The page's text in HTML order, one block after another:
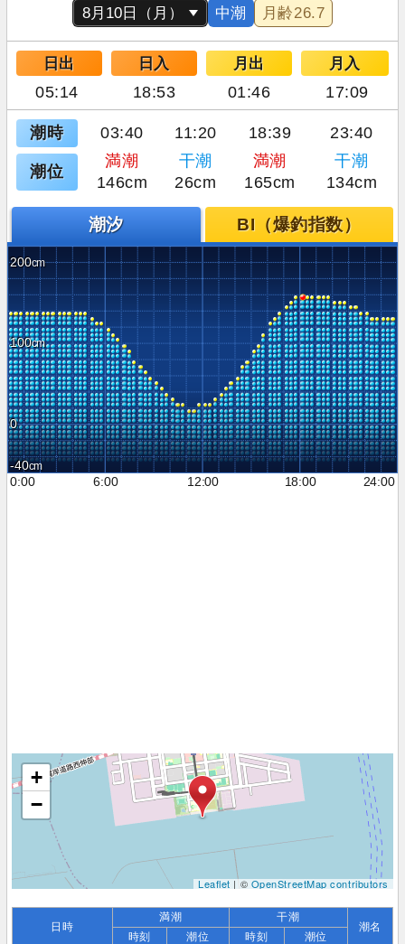
中潮 月齢26.7
日出 日入 月出 月入
05:14 18:53 01:46 17:09
潮時 03:40 11:20 18:39 23:40
潮位
満潮 干潮 満潮
干潮
146cm
26cm 165cm 134cm
潮汐 BI（爆釣指数）
200
100
0
-40
0:00
6:00 12:00 18:00 24:00
+
−
Leaflet| ©OpenStreetMap contributors
日時
満潮 干潮
潮名
時刻 潮位 時刻
潮位